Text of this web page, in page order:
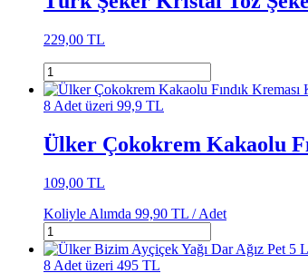
229,00 TL
8 Adet üzeri 99,9 TL
Ülker Çokokrem Kakaolu
109,00 TL
Koliyle Alımda 99,90 TL /Adet
8 Adet üzeri 495 TL